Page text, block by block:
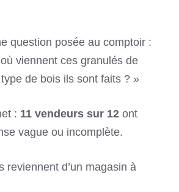
question posée au comptoir :
viennent ces granulés de
de bois ils sont faits ? »
: 11 vendeurs sur 12 ont
vague ou incomplète.
reviennent d’un magasin à